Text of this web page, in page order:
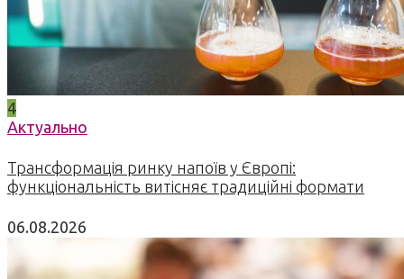
4
Актуально
Трансформація ринку напоїв у Європі:
функціональність витісняє традиційні формати
06.08.2026